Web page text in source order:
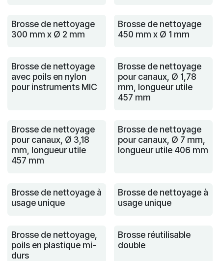
Brosse de nettoyage
300 mm x Ø 2 mm
Brosse de nettoyage
450 mm x Ø 1 mm
Brosse de nettoyage
avec poils en nylon
pour instruments MIC
Brosse de nettoyage
pour canaux, Ø 1,78
mm, longueur utile
457 mm
Brosse de nettoyage
pour canaux, Ø 3,18
mm, longueur utile
457 mm
Brosse de nettoyage
pour canaux, Ø 7 mm,
longueur utile 406 mm
Brosse de nettoyage à
usage unique
Brosse de nettoyage à
usage unique
Brosse de nettoyage,
poils en plastique mi-
durs
Brosse réutilisable
double